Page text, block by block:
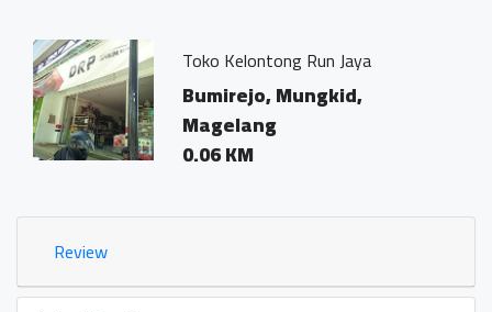
Kelontong Run Jaya
Mungkid,
KM
Review